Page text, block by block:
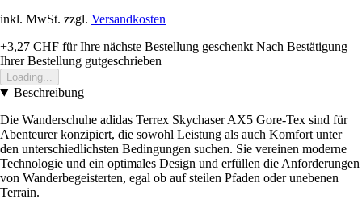
inkl. MwSt. zzgl. Versandkosten
+3,27 CHF für Ihre nächste Bestellung geschenkt Nach Bestätigung
Ihrer Bestellung gutgeschrieben
Loading...
Beschreibung
Die Wanderschuhe adidas Terrex Skychaser AX5 Gore-Tex sind für
Abenteurer konzipiert, die sowohl Leistung als auch Komfort unter
den unterschiedlichsten Bedingungen suchen. Sie vereinen moderne
Technologie und ein optimales Design und erfüllen die Anforderungen
von Wanderbegeisterten, egal ob auf steilen Pfaden oder unebenen
Terrain.